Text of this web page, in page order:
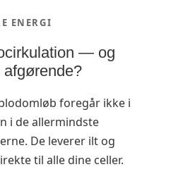
ENERGI
— og
afgørende?
foregår ikke i
i de allermindste
De leverer ilt og
til alle dine celler.